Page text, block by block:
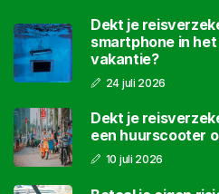
Dekt je
smartphone in
vakantie?
24 juli 2026
Dekt je
een huurscooter
10 juli 2026